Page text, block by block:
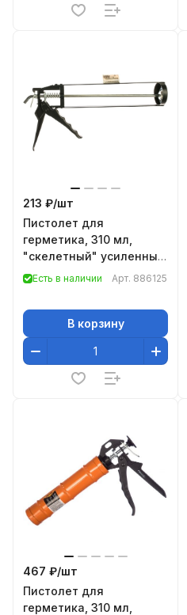
213 ₽/шт
Пистолет для
герметика, 310 мл,
"скелетный" усиленный
с фиксатором, 6-
Есть в наличии Арт. 886125
В корзину
467 ₽/шт
Пистолет для
герметика, 310 мл,